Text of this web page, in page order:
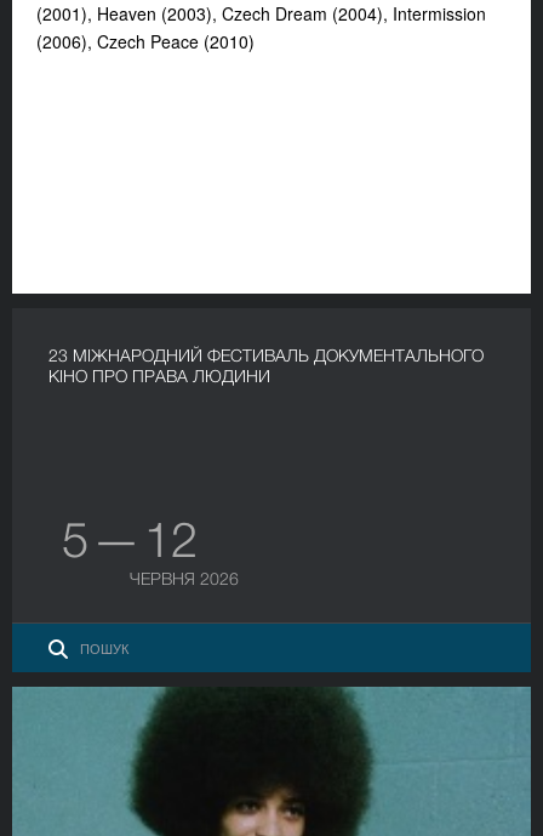
(2001), Heaven (2003), Czech Dream (2004), Intermission
(2006), Czech Peace (2010)
23 МІЖНАРОДНИЙ ФЕСТИВАЛЬ ДОКУМЕНТАЛЬНОГО
КІНО ПРО ПРАВА ЛЮДИНИ
5 — 12
ЧЕРВНЯ 2026